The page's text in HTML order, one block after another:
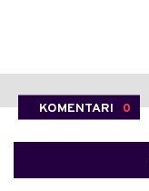
KOMENTARI 0